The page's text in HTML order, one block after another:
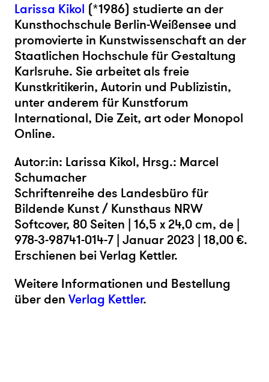
Larissa Kikol (*1986) studierte an der
Kunsthochschule Berlin-Weißensee und
promovierte in Kunstwissenschaft an der
Staatlichen Hochschule für Gestaltung
Karlsruhe. Sie arbeitet als freie
Kunstkritikerin, Autorin und Publizistin,
unter anderem für Kunstforum
International, Die Zeit, art oder Monopol
Online.
Autor:in: Larissa Kikol, Hrsg.: Marcel
Schumacher
Schriftenreihe des Landesbüro für
Bildende Kunst / Kunsthaus NRW
Softcover, 80 Seiten | 16,5 x 24,0 cm, de |
978-3-98741-014-7 | Januar 2023 | 18,00 €.
Erschienen bei Verlag Kettler.
Weitere Informationen und Bestellung
über den Verlag Kettler.